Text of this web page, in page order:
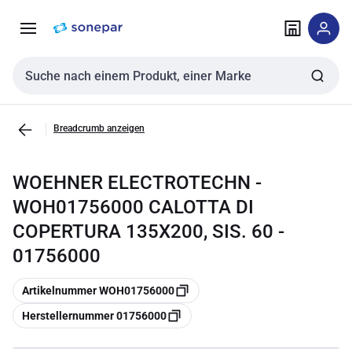
NavigationInhalt
Sucheingabe
Breadcrumb anzeigen
WOEHNER ELECTROTECHN -
WOH01756000 CALOTTA DI
COPERTURA 135X200, SIS. 60 -
01756000
Kopieren
Artikelnummer WOH01756000
Kopieren
Herstellernummer 01756000